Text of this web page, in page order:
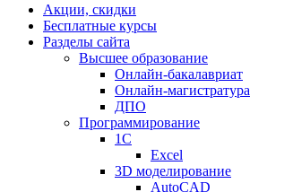
Акции, скидки
Бесплатные курсы
Разделы сайта
Высшее образование
Онлайн-бакалавриат
Онлайн-магистратура
ДПО
Программирование
1С
Excel
3D моделирование
AutoCAD